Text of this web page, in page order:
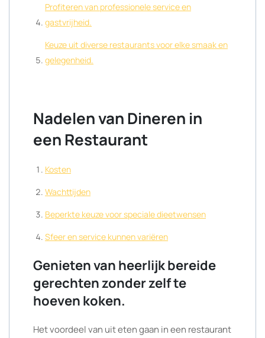
Profiteren van professionele service en
gastvrijheid.
Keuze uit diverse restaurants voor elke smaak en
gelegenheid.
Nadelen van Dineren in
een Restaurant
Kosten
Wachttijden
Beperkte keuze voor speciale dieetwensen
Sfeer en service kunnen variëren
Genieten van heerlijk bereide
gerechten zonder zelf te
hoeven koken.
Het voordeel van uit eten gaan in een restaurant